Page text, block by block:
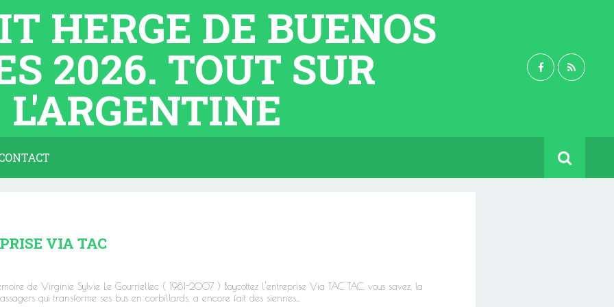
HERGE DE BUENOS
2026. TOUT SUR
L'ARGENTINE
VIA TAC
de Virginie Sylvie Le Gourriellec ( 1981-2007 ) Boycottez l'entreprise Via TAC TAC, vous savez, la
qui transforme ses bus en corbillards, a encore fait des siennes...